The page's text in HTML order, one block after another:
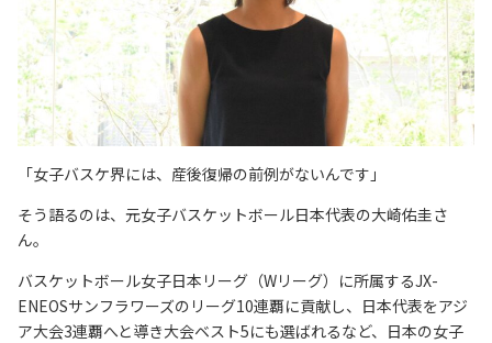
「女子バスケ界には、産後復帰の前例がないんです」
そう語るのは、元女子バスケットボール日本代表の大崎佑圭さ
ん。
バスケットボール女子日本リーグ（Wリーグ）に所属するJX-
ENEOSサンフラワーズのリーグ10連覇に貢献し、日本代表をアジ
ア大会3連覇へと導き大会ベスト5にも選ばれるなど、日本の女子